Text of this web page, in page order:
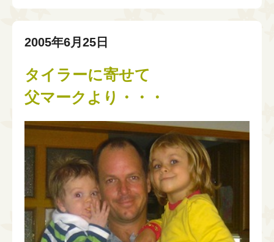
2005年6月25日
タイラーに寄せて
父マークより・・・